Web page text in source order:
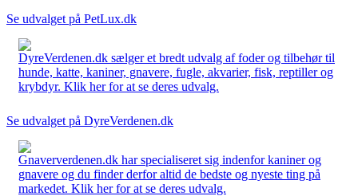
Se udvalget på PetLux.dk
DyreVerdenen.dk sælger et bredt udvalg af foder og tilbehør til
hunde, katte, kaniner, gnavere, fugle, akvarier, fisk, reptiller og
krybdyr. Klik her for at se deres udvalg.
Se udvalget på DyreVerdenen.dk
Gnaververdenen.dk har specialiseret sig indenfor kaniner og
gnavere og du finder derfor altid de bedste og nyeste ting på
markedet. Klik her for at se deres udvalg.